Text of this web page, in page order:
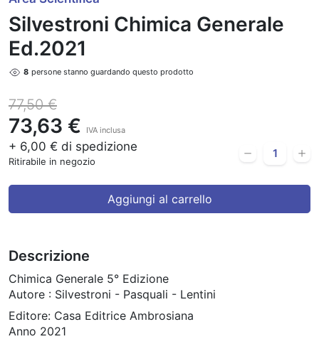
Silvestroni Chimica Generale
Ed.2021
8 persone stanno guardando questo prodotto
77,50 €
73,63 € IVA inclusa
+ 6,00 € di spedizione
Ritirabile in negozio
Aggiungi al carrello
Descrizione
Chimica Generale 5° Edizione
Autore : Silvestroni - Pasquali - Lentini
Editore: Casa Editrice Ambrosiana
Anno 2021